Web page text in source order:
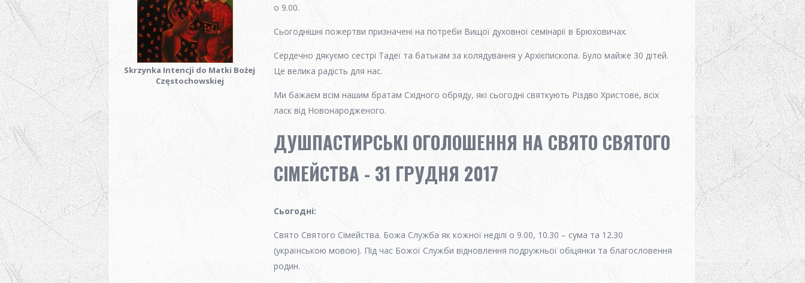
Skrzynka Intencji do Matki Bożej
Częstochowskiej
о 9.00.
Сьогоднішні пожертви призначені на потреби Вищої духовної семінарії в Брюховичах.
Сердечно дякуємо сестрі Тадеї та батькам за колядування у Архієпископа. Було майже 30 дітей.
Це велика радість для нас.
Ми бажаєм всім нашим братам Східного обряду, які сьогодні святкують Різдво Христове, всіх
ласк від Новонародженого.
ДУШПАСТИРСЬКІ ОГОЛОШЕННЯ НА СВЯТО СВЯТОГО
СІМЕЙСТВА - 31 ГРУДНЯ 2017
Сьогодні:
Свято Святого Сімейства. Божа Служба як кожної неділі о 9.00, 10.30 – сума та 12.30
(українською мовою). Під час Божої Служби відновлення подружньої обіцянки та благословення
родин.